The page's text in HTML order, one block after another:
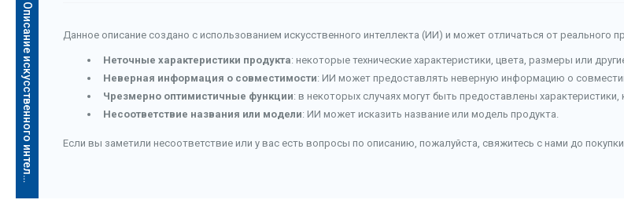
О
п
и
с
а
н
и
е
и
с
к
у
с
с
т
в
е
н
н
о
г
о
и
н
т
е
л
л
е
к
т
а Данное описание создано с использованием искусственного интеллекта (ИИ) и может отличаться от реального
Неточные характеристики продукта: некоторые технические характеристики, цвета, размеры или
Неверная информация о совместимости: ИИ может предоставлять неверную информацию о
Чрезмерно оптимистичные функции: в некоторых случаях могут быть предоставлены
Несоответствие названия или модели: ИИ может исказить название или модель продукта.
Если вы заметили несоответствие или у вас есть вопросы по описанию, пожалуйста, свяжитесь с нами до